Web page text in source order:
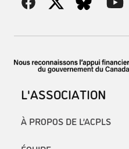
L'ASSOCIATION
À PROPOS DE L’ACPLS